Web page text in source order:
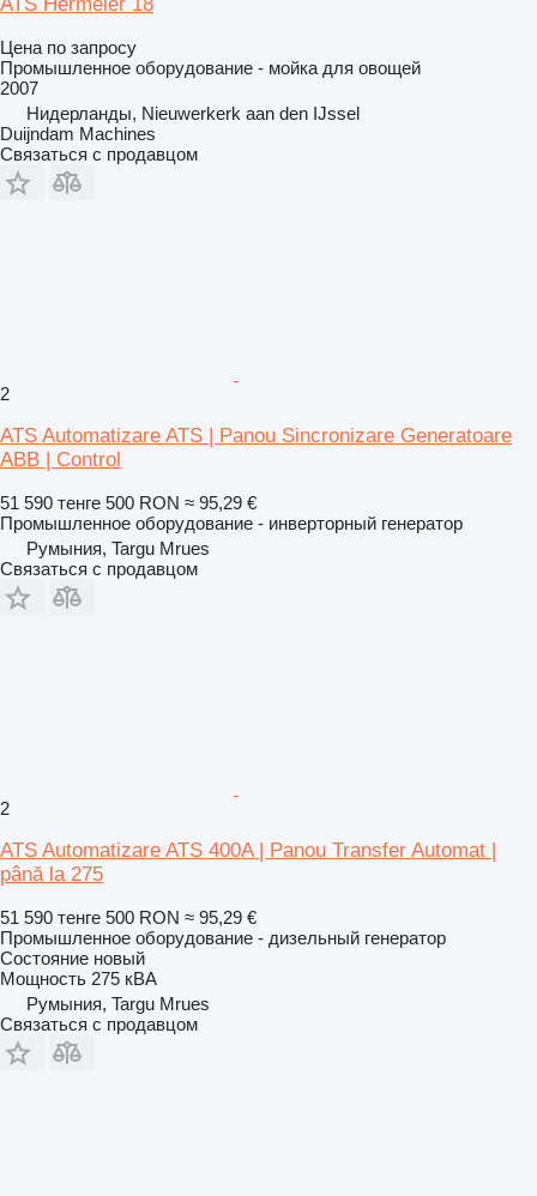
Цена по запросу
Промышленное оборудование - мойка для овощей
2007
Нидерланды, Nieuwerkerk aan den IJssel
Duijndam Machines
Связаться с продавцом
2
ATS Automatizare ATS | Panou Sincronizare Generatoare
ABB | Control
51 590 тенге 500 RON ≈ 95,29 €
Промышленное оборудование - инверторный генератор
Румыния, Targu Mrues
Связаться с продавцом
2
ATS Automatizare ATS 400A | Panou Transfer Automat |
până la 275
51 590 тенге 500 RON ≈ 95,29 €
Промышленное оборудование - дизельный генератор
Состояние новый
Мощность 275 кВА
Румыния, Targu Mrues
Связаться с продавцом